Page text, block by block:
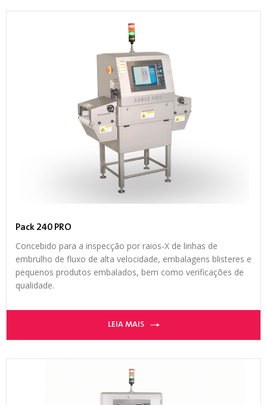
Pack 240 PRO
Concebido para a inspecção por raios-X de linhas de
embrulho de fluxo de alta velocidade, embalagens blisteres e
pequenos produtos embalados, bem como verificações de
qualidade.
LEIA MAIS